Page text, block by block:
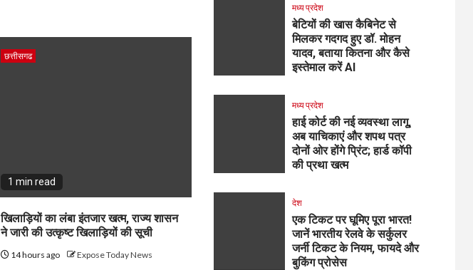
छत्तीसगढ
1 min read
खिलाड़ियों का लंबा इंतजार खत्म, राज्य शासन
ने जारी की उत्कृष्ट खिलाड़ियों की सूची
14 hours ago Expose Today News
मध्य प्रदेश
बेटियों की खास कैबिनेट से
मिलकर गदगद हुए डॉ. मोहन
यादव, बताया कितना और कैसे
इस्तेमाल करें AI
मध्य प्रदेश
हाई कोर्ट की नई व्यवस्था लागू,
अब याचिकाएं और शपथ पत्र
दोनों ओर होंगे प्रिंट; हार्ड कॉपी
की प्रथा खत्म
देश
एक टिकट पर घूमिए पूरा भारत!
जानें भारतीय रेलवे के सर्कुलर
जर्नी टिकट के नियम, फायदे और
बुकिंग प्रोसेस